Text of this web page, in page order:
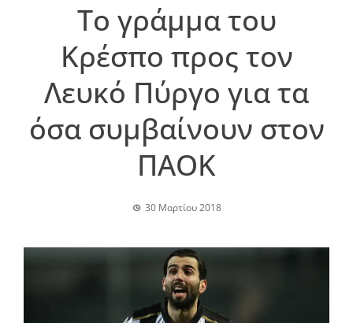
Το γράμμα του
Κρέσπο προς τον
Λευκό Πύργο για τα
όσα συμβαίνουν στον
ΠΑΟΚ
30 Μαρτίου 2018